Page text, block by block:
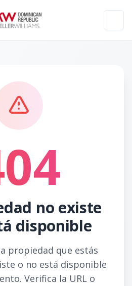
no existe
disponible
propiedad que estás
o no está disponible
Verifica la URL o